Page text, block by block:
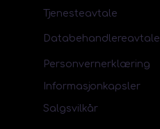
Tjenesteavtale
Databehandlereavtale
Personvernerklæring
Informasjonkapsler
Salgsvilkår